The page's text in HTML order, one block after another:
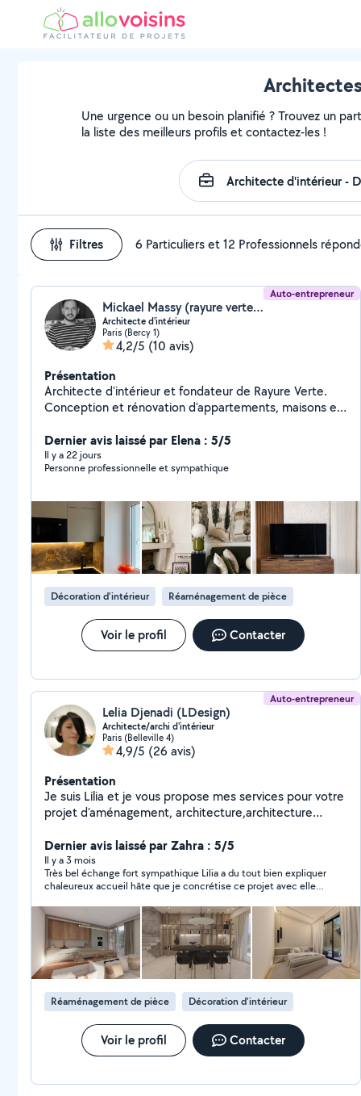
Une urgence ou un besoin planifié ? Trouvez un
la liste des meilleurs profils et contactez-les !
Filtres 6 Particuliers et 12 Professionnels
Auto-entrepreneur
Mickael Massy (rayure verte - architecture d’intérieur)
Architecte d'intérieur
Paris (Bercy 1)
4,2/5 (10 avis)
Présentation
Architecte d'intérieur et fondateur de Rayure Verte.
Conception et rénovation d'appartements, maisons et
conception jusqu'au suivi des travaux : optimisation des
espaces conception de cuisine et salle de bain plans
2D et modélisation 3D choix matériaux et mobilier
Approche sur mesure avec attention portée à
l'esthétique, la faisabilité technique et au budget du
rayure_verte
Dernier avis laissé par Elena : 5/5
Il y a 22 jours
Personne professionnelle et sympathique
Décoration d'intérieur Réaménagement de pièce
Voir le profil Contacter
Auto-entrepreneur
Lelia Djenadi (LDesign)
Architecte/archi d'intérieur
Paris (Belleville 4)
4,9/5 (26 avis)
Présentation
Je suis Lilia et je vous propose mes services pour votre
projet d'aménagement, architecture,architecture
optimiser vos espaces ou améliorer vos intérieurs. J'ai
beaucoup d'années d'expérience en agence et il y'a
quelque temps, j'ai lancé mon entreprise LDesign. Je
vous propose un travail de qualité qui répondra à vos
besoins, s'adaptera à vos envies tout en respectant
votre budget. Si vous souhaitez avoir plus
d'informations ou voulez discuter de votre
projet,n'hésitez pas à me solliciter.
Dernier avis laissé par Zahra : 5/5
Il y a 3 mois
Très bel échange fort sympathique Lilia a du tout bien expliquer
chaleureux accueil hâte que je concrétise ce projet avec elle
Réaménagement de pièce Décoration d'intérieur
Voir le profil Contacter